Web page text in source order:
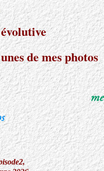
de mes photos